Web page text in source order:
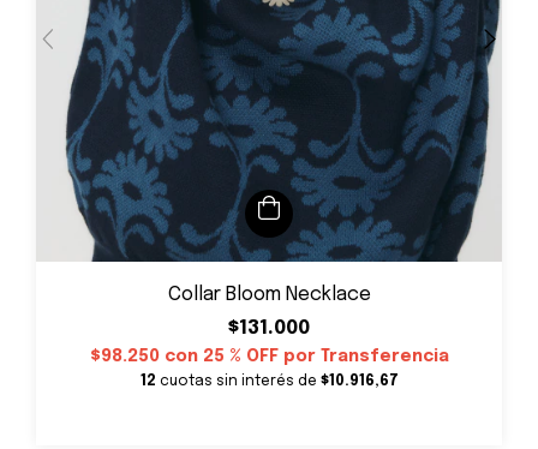
Collar Bloom Necklace
$131.000
$98.250 con 25 % OFF por Transferencia
12 cuotas sin interés de $10.916,67